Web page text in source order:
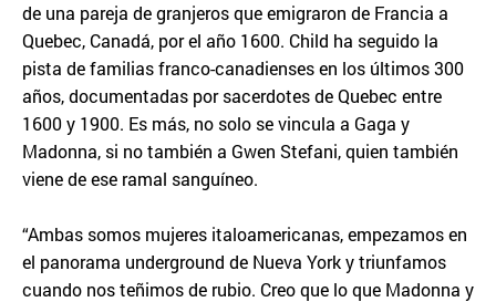
de una pareja de granjeros que emigraron de Francia a
Quebec, Canadá, por el año 1600. Child ha seguido la
pista de familias franco-canadienses en los últimos 300
años, documentadas por sacerdotes de Quebec entre
1600 y 1900. Es más, no solo se vincula a Gaga y
Madonna, si no también a Gwen Stefani, quien también
viene de ese ramal sanguíneo.
“Ambas somos mujeres italoamericanas, empezamos en
el panorama underground de Nueva York y triunfamos
cuando nos teñimos de rubio. Creo que lo que Madonna y